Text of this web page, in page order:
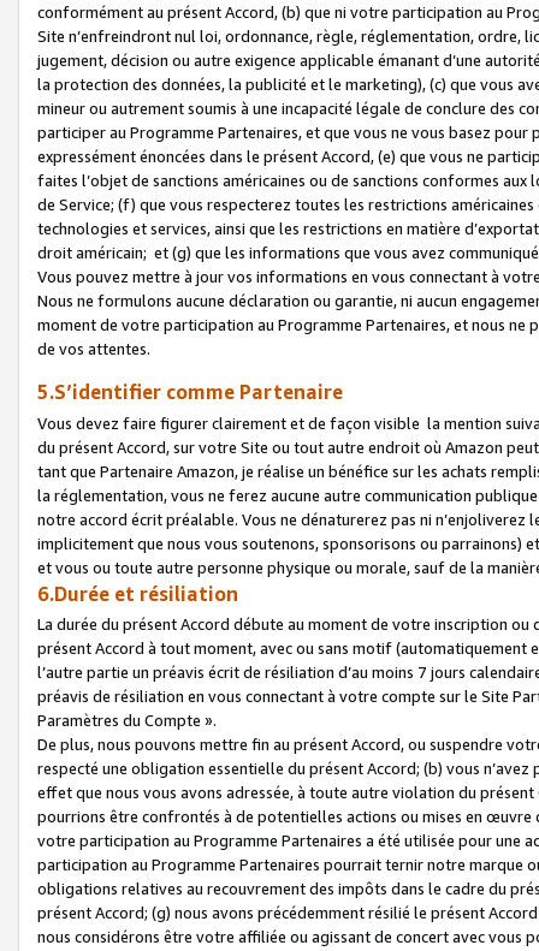
conformément au présent Accord, (b) que ni votre participation au
Site n’enfreindront nul loi, ordonnance, règle, réglementation, ordre,
jugement, décision ou autre exigence applicable émanant d’une
la protection des données, la publicité et le marketing), (c) que vous
mineur ou autrement soumis à une incapacité légale de conclure des
participer au Programme Partenaires, et que vous ne vous basez
expressément énoncées dans le présent Accord, (e) que vous ne
faites l’objet de sanctions américaines ou de sanctions conformes
de Service; (f) que vous respecterez toutes les restrictions
technologies et services, ainsi que les restrictions en matière
droit américain; et (g) que les informations que vous avez
Vous pouvez mettre à jour vos informations en vous connectant à
Nous ne formulons aucune déclaration ou garantie, ni aucun
moment de votre participation au Programme Partenaires, et nous
de vos attentes.
5.S’identifier comme Partenaire
Vous devez faire figurer clairement et de façon visible la mention
du présent Accord, sur votre Site ou tout autre endroit où Amazon
tant que Partenaire Amazon, je réalise un bénéfice sur les achats
la réglementation, vous ne ferez aucune autre communication
notre accord écrit préalable. Vous ne dénaturerez pas ni
implicitement que nous vous soutenons, sponsorisons ou parrainons)
et vous ou toute autre personne physique ou morale, sauf de la
6.Durée et résiliation
La durée du présent Accord débute au moment de votre inscription
présent Accord à tout moment, avec ou sans motif (automatiquement
l’autre partie un préavis écrit de résiliation d’au moins 7 jours
préavis de résiliation en vous connectant à votre compte sur le Site
Paramètres du Compte ».
De plus, nous pouvons mettre fin au présent Accord, ou suspendre
respecté une obligation essentielle du présent Accord; (b) vous
effet que nous vous avons adressée, à toute autre violation du
pourrions être confrontés à de potentielles actions ou mises en
votre participation au Programme Partenaires a été utilisée pour une
participation au Programme Partenaires pourrait ternir notre marque
obligations relatives au recouvrement des impôts dans le cadre du
présent Accord; (g) nous avons précédemment résilié le présent
nous considérons être votre affiliée ou agissant de concert avec vous